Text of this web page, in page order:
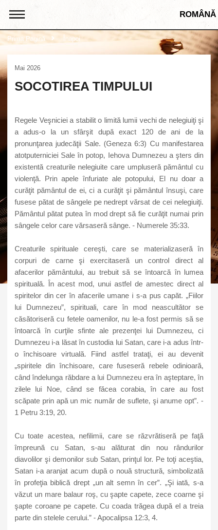
ROMÂNĂ
Prima Pagină Înapoi
Mai 2026
SOCOTIREA TIMPULUI
Regele Veşniciei a stabilit o limită lumii vechi de nelegiuiţi şi
a adus-o la un sfârşit după exact 120 de ani de la
pronunţarea judecăţii Sale. (Geneza 6:3) Cu manifestarea
atotputerniciei Sale în potop, Iehova Dumnezeu a şters din
existentă creaturile nelegiuite care umpluseră pământul cu
violenţă. Prin apele înfuriate ale potopului, El nu doar a
curăţit pământul de ei, ci a curăţit şi pământul însuşi, care
fusese pătat de sângele pe nedrept vărsat de cei nelegiuiţi.
Pământul pătat putea în mod drept să fie curăţit numai prin
sângele celor care vărsaseră sânge. - Numerele 35:33.
Creaturile spirituale cereşti, care se materializaseră în
corpuri de carne şi exercitaseră un control direct al
afacerilor pământului, au trebuit să se întoarcă în lumea
spirituală. În acest mod, unui astfel de amestec direct al
spiritelor din cer în afacerile umane i s-a pus capăt. „Fiilor
lui Dumnezeu”, spirituali, care în mod neascultător se
căsătoriseră cu fetele oamenilor, nu le-a fost permis să se
întoarcă în curţile sfinte ale prezenţei lui Dumnezeu, ci
Dumnezeu i-a lăsat în custodia lui Satan, care i-a adus într-
o închisoare virtuală. Fiind astfel trataţi, ei au devenit
„spiritele din închisoare, care fuseseră rebele odinioară,
când îndelunga răbdare a lui Dumnezeu era în aşteptare, în
zilele lui Noe, când se făcea corabia, în care au fost
scăpate prin apă un mic număr de suflete, şi anume opt”. -
1 Petru 3:19, 20.
Cu toate acestea, nefilimii, care se răzvrătiseră pe faţă
împreună cu Satan, s-au alăturat din nou rândurilor
diavolilor şi demonilor sub Satan, prinţul lor. Pe toţi aceştia,
Satan i-a aranjat acum după o nouă structură, simbolizată
în profeţia biblică drept „un alt semn în cer”. „Şi iată, s-a
văzut un mare balaur roş, cu şapte capete, zece coarne şi
şapte coroane pe capete. Cu coada trăgea după el a treia
parte din stelele cerului.” - Apocalipsa 12:3, 4.